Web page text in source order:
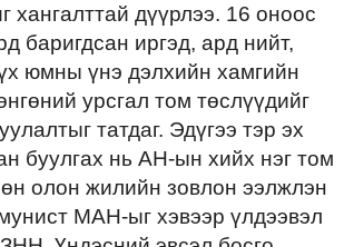
дүүрлээ. 16 оноос
баригдсан иргэд, ард нийт,
юмны үнэ дэлхийн хамгийн
урсгал том төслүүдийг
татдаг. Эдүгээ тэр эх
буулгах нь АН-ын хийх нэг том
олон жилийн зовлон ээлжлэн
МАН-ыг хэвээр үлдээвэл